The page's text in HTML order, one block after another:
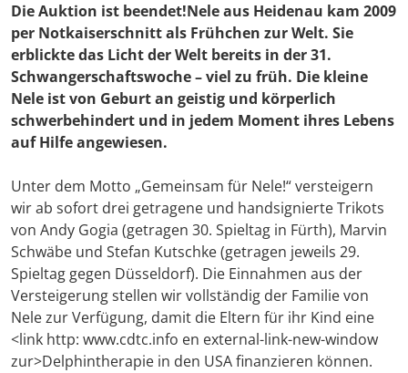
Die Auktion ist beendet!Nele aus Heidenau kam 2009
per Notkaiserschnitt als Frühchen zur Welt. Sie
erblickte das Licht der Welt bereits in der 31.
Schwangerschaftswoche – viel zu früh. Die kleine
Nele ist von Geburt an geistig und körperlich
schwerbehindert und in jedem Moment ihres Lebens
auf Hilfe angewiesen.
Unter dem Motto „Gemeinsam für Nele!“ versteigern
wir ab sofort drei getragene und handsignierte Trikots
von Andy Gogia (getragen 30. Spieltag in Fürth), Marvin
Schwäbe und Stefan Kutschke (getragen jeweils 29.
Spieltag gegen Düsseldorf). Die Einnahmen aus der
Versteigerung stellen wir vollständig der Familie von
Nele zur Verfügung, damit die Eltern für ihr Kind eine
<link http: www.cdtc.info en external-link-new-window
zur>Delphintherapie in den USA finanzieren können.